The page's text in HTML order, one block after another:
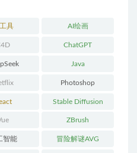
具 AI绘画
ChatGPT
Java
Photoshop
Stable Diffusion
ZBrush
智能 冒险解谜AVG